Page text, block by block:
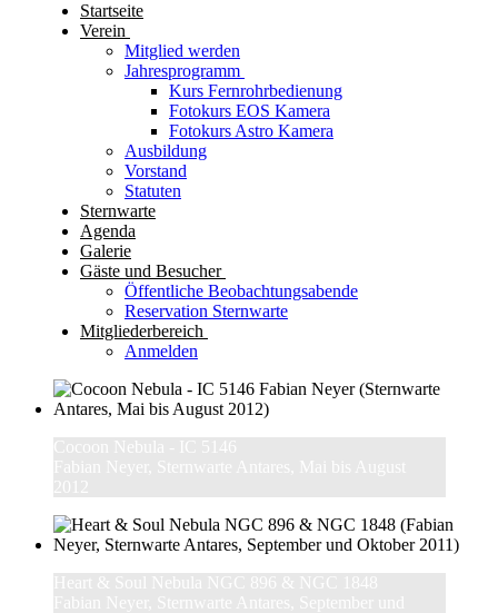
Startseite
Verein
Mitglied werden
Jahresprogramm
Kurs Fernrohrbedienung
Fotokurs EOS Kamera
Fotokurs Astro Kamera
Ausbildung
Vorstand
Statuten
Sternwarte
Agenda
Galerie
Gäste und Besucher
Öffentliche Beobachtungsabende
Reservation Sternwarte
Mitgliederbereich
Anmelden